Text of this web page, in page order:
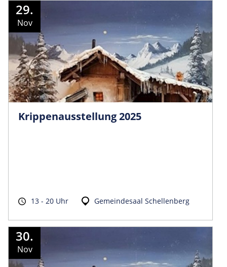
29.
Nov
Krippenausstellung 2025
13 - 20 Uhr Gemeindesaal Schellenberg
30.
Nov